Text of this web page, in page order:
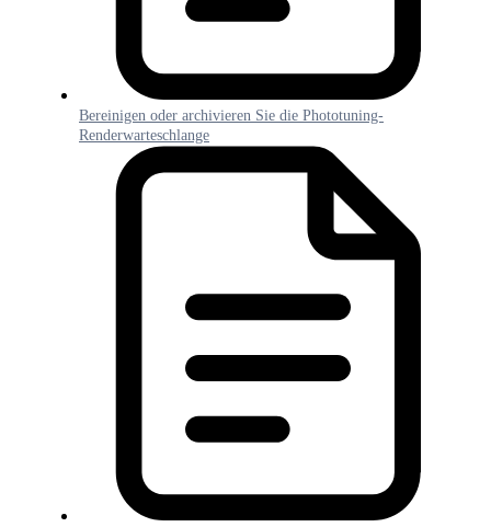
Bereinigen oder archivieren Sie die Phototuning-
Renderwarteschlange